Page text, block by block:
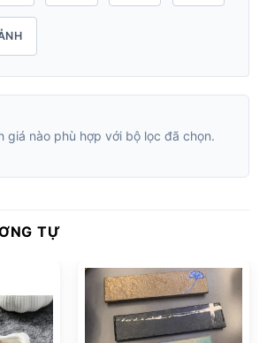
giá nào phù hợp với bộ lọc đã chọn.
TỰ